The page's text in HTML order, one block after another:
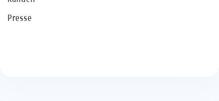
Presse